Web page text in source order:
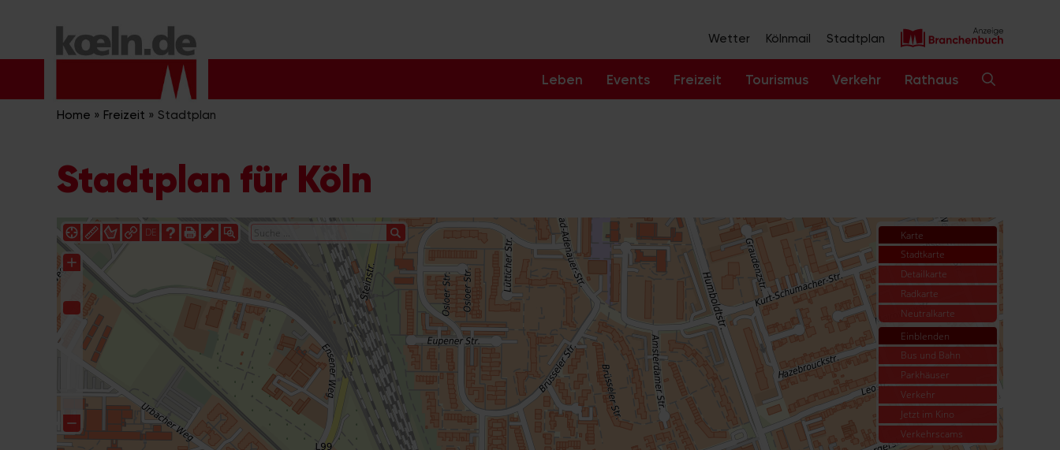
Inhalt
Wetter Kölnmail Stadtplan
Leben Events Freizeit Tourismus Verkehr Rathaus
Home » Freizeit » Stadtplan
Stadtplan für Köln